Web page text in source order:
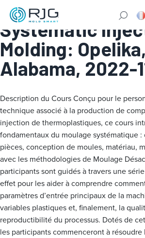
Fundamentals of
Systematic
Molding: Opelika,
Alabama, 2022-
Description du CoursConçu pour le
technique associé à la production de
injection de thermoplastiques, ce cours
fondamentaux du moulage systématique
pièces, conception de moules, matériau,
avec les méthodologies de Moulage
participants sont guidés à travers une
effet pour les aider à comprendre
paramètres d’entrée principaux de la
variables plastiques et, finalement, la
reproductibilité du processus. Dotés de
les participants commenceront à